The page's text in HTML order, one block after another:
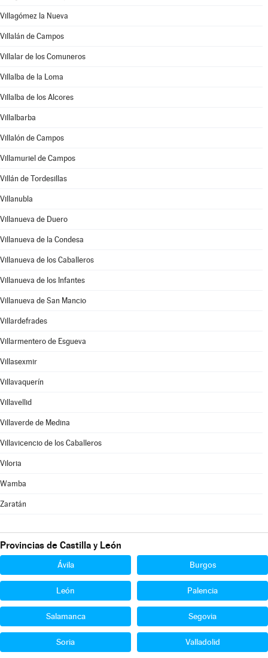
Villagómez la Nueva
Villalán de Campos
Villalar de los Comuneros
Villalba de la Loma
Villalba de los Alcores
Villalbarba
Villalón de Campos
Villamuriel de Campos
Villán de Tordesillas
Villanubla
Villanueva de Duero
Villanueva de la Condesa
Villanueva de los Caballeros
Villanueva de los Infantes
Villanueva de San Mancio
Villardefrades
Villarmentero de Esgueva
Villasexmir
Villavaquerín
Villavellid
Villaverde de Medina
Villavicencio de los Caballeros
Viloria
Wamba
Zaratán
Provincias de Castilla y León
Ávila Burgos
León Palencia
Salamanca Segovia
Soria Valladolid